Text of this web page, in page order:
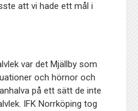
att vi hade ett mål i
var det Mjällby som
och hörnor och
på ett sätt de inte
IFK Norrköping tog